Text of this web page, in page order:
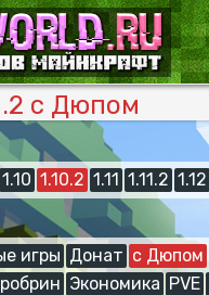
с Дюпом
1.10 1.10.2 1.11 1.11.2 1.12
игры Донат с Дюпом
Экономика PVE